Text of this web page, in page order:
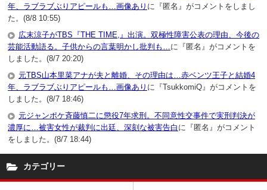
年、ラブラブぶりアピールも…画像あり に『匿名』がコメントをしまし
た。(8/8 10:55)
広末涼子がTBS『THE TIME,』出演。双極性障害公表の理由、今後の
芸能活動語る。子供からの言葉明かし批判も…に『匿名』がコメントを
しました。(8/7 20:20)
元TBS山本里菜アナが夫と離婚、その理由は…赤ベンツ王子と結婚4
年、ラブラブぶりアピールも…画像あり に『TsukkomiQ』がコメントを
しました。(8/7 18:46)
元ジャンポケ斉藤慎二に懲役7年求刑。不同意性交事件で実刑判決が
濃厚に…被害女性が裁判に出廷、深刻な被害告白 に『匿名』がコメント
をしました。(8/7 18:44)
カテゴリー